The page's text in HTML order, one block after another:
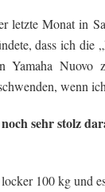
letzte Monat in
dass ich die
Yamaha
wenn
sehr stolz
100 kg und